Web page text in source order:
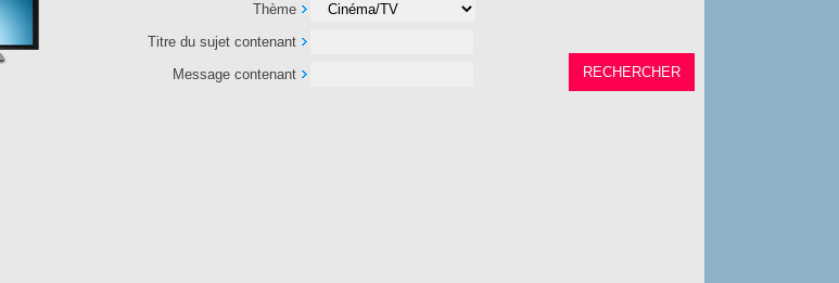
Thème
Titre du sujet contenant
Message contenant